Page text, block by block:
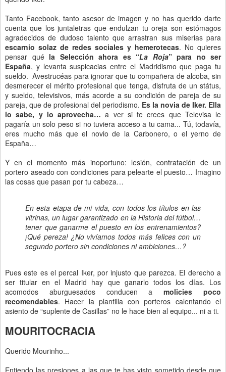
Tanto Facebook, tanto asesor de imagen y no has querido darte
cuenta que los juntaletras que endulzan tu oreja son estómagos
agradecidos de dudoso talento que arrastran sus miserias para
escarnio solaz de redes sociales y hemerotecas. No quieres
pensar qué la Selección ahora es “La Roja” para no ser
España, y levanta suspicacias entre el Madridismo que paga tu
sueldo. Avestrucéas para ignorar que tu compañera de alcoba, sin
desmerecer el mérito profesional que tenga, disfruta de un státus,
y sueldo, televisivos, más acorde a su condición de pareja de su
pareja, que de profesional del periodismo. Es la novia de Iker. Ella
lo sabe, y lo aprovecha… a ver si te crees que Televisa le
pagaría un solo peso si no tuviera acceso a tu cama... Tú, todavía,
eres mucho más que el novio de la Carbonero, o el yerno de
España…
Y en el momento más inoportuno: lesión, contratación de un
portero aseado con condiciones para pelearte el puesto… Imagino
las cosas que pasan por tu cabeza…
En esta etapa de mi vida, con todos los títulos en las
vitrinas, un lugar garantizado en la Historia del fútbol…
tener que ganarme el puesto en los entrenamientos?
¡Qué pereza! ¿No vivíamos todos más felices con un
segundo portero sin condiciones ni ambiciones…?
Pues este es el percal Iker, por injusto que parezca. El derecho a
ser titular en el Madrid hay que ganarlo todos los días. Los
acomodos aburguesados conducen amolicies poco
recomendables. Hacer la plantilla con porteros calentando el
asiento de “suplente de Casillas” no le hace bien al equipo... ni a ti.
MOURITOCRACIA
Querido Mourinho...